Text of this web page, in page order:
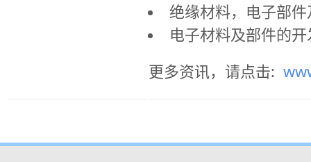
绝缘材料，电子部
电子材料及部件的
更多资讯，请点击: